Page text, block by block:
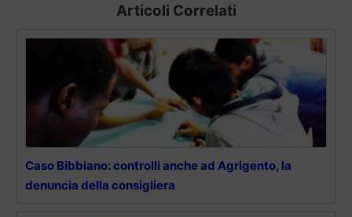
Articoli Correlati
Caso Bibbiano: controlli anche ad Agrigento, la
denuncia della consigliera